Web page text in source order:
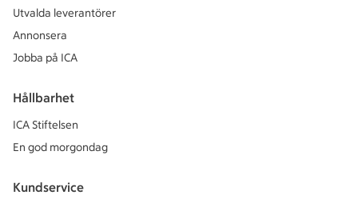
Utvalda leverantörer
Annonsera
Jobba på ICA
Hållbarhet
ICA Stiftelsen
En god morgondag
Kundservice